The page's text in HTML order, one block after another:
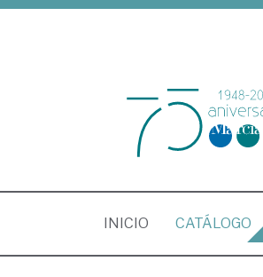
INICIO (CURRENT)
CATÁLOGO